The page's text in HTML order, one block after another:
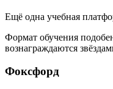
Ещё одна учебная
Формат обучения
вознаграждаются
Фоксфорд